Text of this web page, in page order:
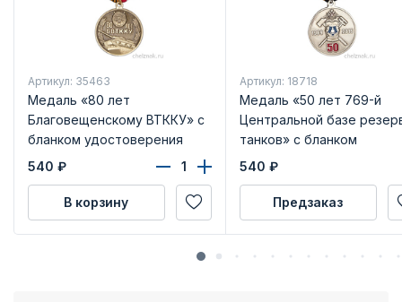
Артикул: 35463
Медаль «80 лет
Благовещенскому ВТККУ» с
бланком удостоверения
540 ₽
В корзину
Артикул: 18718
Медаль «50 лет 769-й
Центральной базе
танков» с бланком
удостоверения
540 ₽
Предзаказ